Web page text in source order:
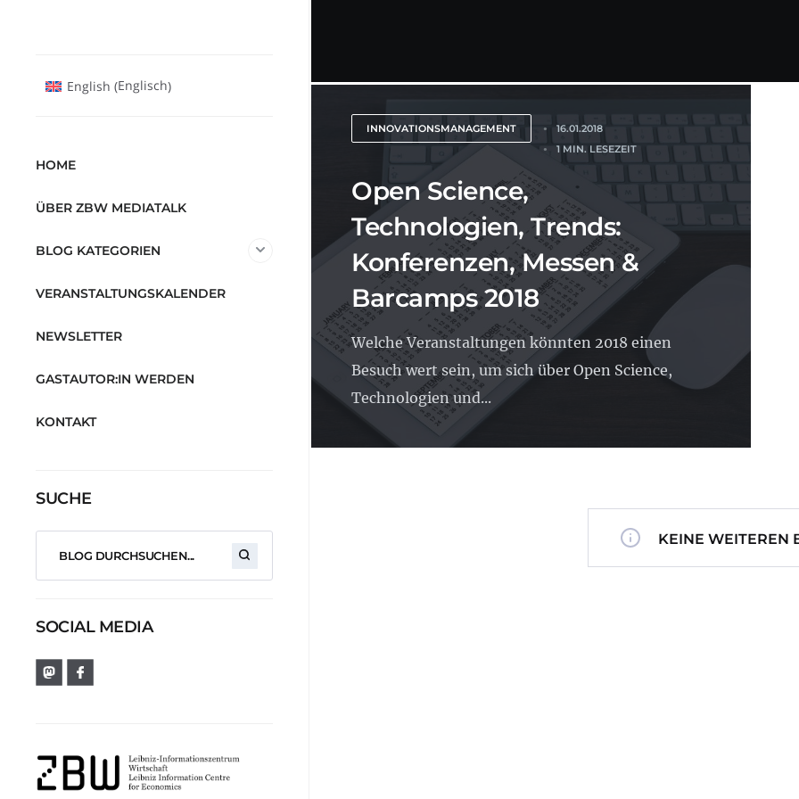
INNOVATIONSMANAGEMENT
16.01.2018
1 MIN. LESEZEIT
Open Science,
Technologien, Trends:
Konferenzen, Messen &
Barcamps 2018
Welche Veranstaltungen könnten 2018 einen
Besuch wert sein, um sich über Open Science,
Technologien und...
KEINE WEITEREN
English (Englisch)
HOME
ÜBER ZBW MEDIATALK
BLOG KATEGORIEN
VERANSTALTUNGSKALENDER
NEWSLETTER
GASTAUTOR:IN WERDEN
KONTAKT
SUCHE
SOCIAL MEDIA